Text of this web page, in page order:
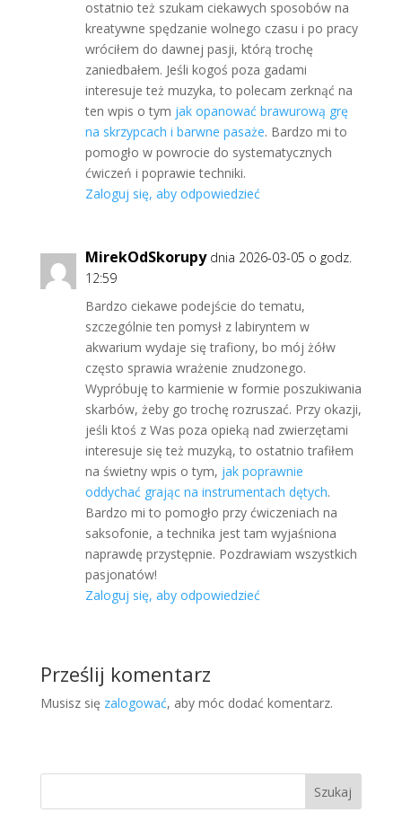
ostatnio też szukam ciekawych sposobów na
kreatywne spędzanie wolnego czasu i po pracy
wróciłem do dawnej pasji, którą trochę
zaniedbałem. Jeśli kogoś poza gadami
interesuje też muzyka, to polecam zerknąć na
ten wpis o tym jak opanować brawurową grę
na skrzypcach i barwne pasaże. Bardzo mi to
pomogło w powrocie do systematycznych
ćwiczeń i poprawie techniki.
Zaloguj się, aby odpowiedzieć
MirekOdSkorupy dnia 2026-03-05 o godz.
12:59
Bardzo ciekawe podejście do tematu,
szczególnie ten pomysł z labiryntem w
akwarium wydaje się trafiony, bo mój żółw
często sprawia wrażenie znudzonego.
Wypróbuję to karmienie w formie poszukiwania
skarbów, żeby go trochę rozruszać. Przy okazji,
jeśli ktoś z Was poza opieką nad zwierzętami
interesuje się też muzyką, to ostatnio trafiłem
na świetny wpis o tym, jak poprawnie
oddychać grając na instrumentach dętych.
Bardzo mi to pomogło przy ćwiczeniach na
saksofonie, a technika jest tam wyjaśniona
naprawdę przystępnie. Pozdrawiam wszystkich
pasjonatów!
Zaloguj się, aby odpowiedzieć
Prześlij komentarz
Musisz się zalogować, aby móc dodać komentarz.
Szukaj